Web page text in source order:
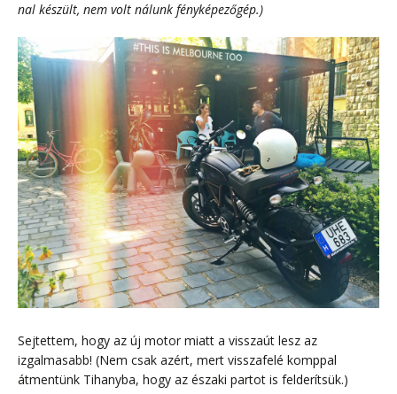
nal készült, nem volt nálunk fényképezőgép.)
Sejtettem, hogy az új motor miatt a visszaút lesz az
izgalmasabb! (Nem csak azért, mert visszafelé komppal
átmentünk Tihanyba, hogy az északi partot is felderítsük.)